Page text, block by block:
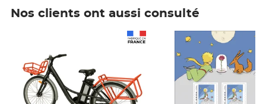
Nos clients ont aussi consulté
Prix 7,50€